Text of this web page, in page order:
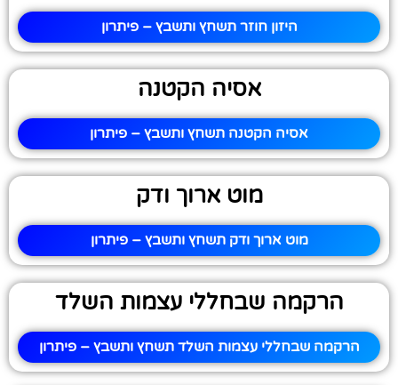
היזון חוזר תשחץ ותשבץ – פיתרון
אסיה הקטנה
אסיה הקטנה תשחץ ותשבץ – פיתרון
מוט ארוך ודק
מוט ארוך ודק תשחץ ותשבץ – פיתרון
הרקמה שבחללי עצמות השלד
הרקמה שבחללי עצמות השלד תשחץ ותשבץ – פיתרון